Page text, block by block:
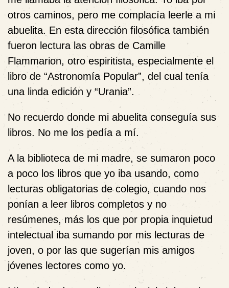
otros caminos, pero me complacía leerle a mi
abuelita. En esta dirección filosófica también
fueron lectura las obras de Camille
Flammarion, otro espiritista, especialmente el
libro de “Astronomía Popular”, del cual tenía
una linda edición y “Urania”.
No recuerdo donde mi abuelita conseguía sus
libros. No me los pedía a mí.
A la biblioteca de mi madre, se sumaron poco
a poco los libros que yo iba usando, como
lecturas obligatorias de colegio, cuando nos
ponían a leer libros completos y no
resúmenes, más los que por propia inquietud
intelectual iba sumando por mis lecturas de
joven, o por las que sugerían mis amigos
jóvenes lectores como yo.